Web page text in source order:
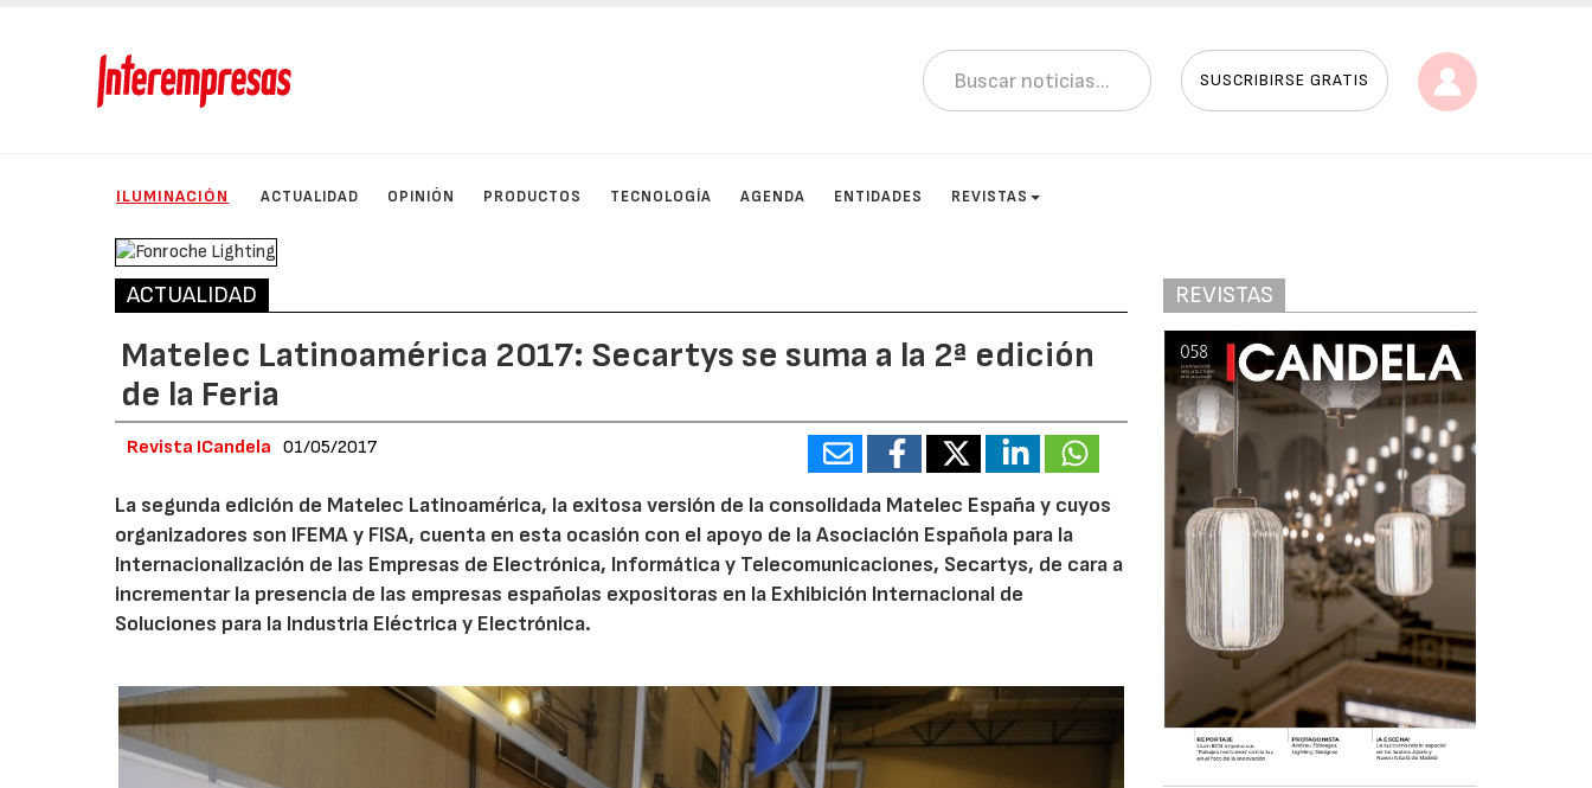
SUSCRIBIRSE GRATIS
ILUMINACIÓN ACTUALIDAD OPINIÓN PRODUCTOS TECNOLOGÍA AGENDA ENTIDADES REVISTAS
ACTUALIDAD
Matelec Latinoamérica 2017: Secartys se suma a la 2ª edición
de la Feria
Revista ICandela 01/05/2017
La segunda edición de Matelec Latinoamérica, la exitosa versión de la consolidada Matelec España y cuyos
organizadores son IFEMA y FISA, cuenta en esta ocasión con el apoyo de la Asociación Española para la
Internacionalización de las Empresas de Electrónica, Informática y Telecomunicaciones, Secartys, de cara a
incrementar la presencia de las empresas españolas expositoras en la Exhibición Internacional de
Soluciones para la Industria Eléctrica y Electrónica.
REVISTAS